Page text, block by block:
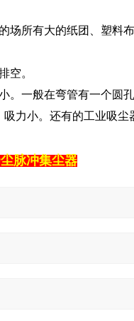
场所有大的纸团、塑料
空。
。一般在弯管有一个圆
力小。还有的工业吸尘
脉冲集尘器